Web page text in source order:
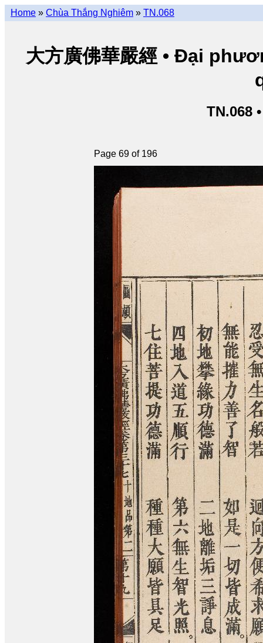
Home » Chùa Thắng Nghiêm » TN.068
大方廣佛華嚴經 • Đại
TN.068
Page 69 of 196